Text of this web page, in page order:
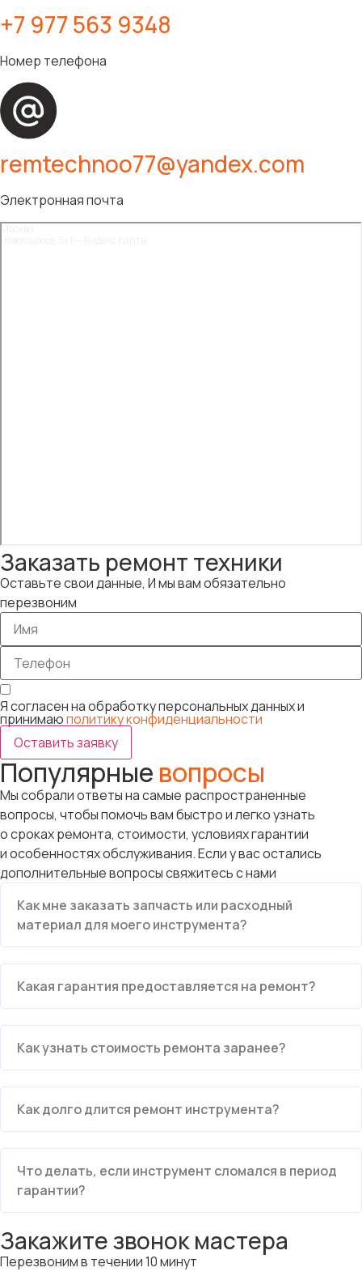
+7 977 563 9348
Номер телефона
remtechnoo77@yandex.com
Электронная почта
Заказать ремонт техники
Оставьте свои данные, И мы вам обязательно
перезвоним
Я согласен на обработку персональных данных и
принимаюполитику конфиденциальности
Оставить заявку
Популярные вопросы
Мы собрали ответы на самые распространенные
вопросы, чтобы помочь вам быстро и легко узнать
о сроках ремонта, стоимости, условиях гарантии
и особенностях обслуживания. Если у вас остались
дополнительные вопросы свяжитесь с нами
Как мне заказать запчасть или расходный
материал для моего инструмента?
Какая гарантия предоставляется на ремонт?
Как узнать стоимость ремонта заранее?
Как долго длится ремонт инструмента?
Что делать, если инструмент сломался в период
гарантии?
Закажите звонок мастера
Перезвоним в течении 10 минут